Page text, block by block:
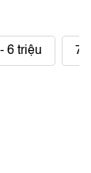
6 triệu 7